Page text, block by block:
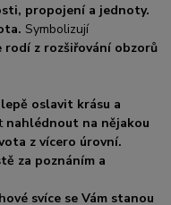
propojení a jednoty.
Symbolizují
z rozšiřování obzorů
oslavit krásu a
nahlédnout na nějakou
z vícero úrovní.
za poznáním a
svíce se Vám stanou